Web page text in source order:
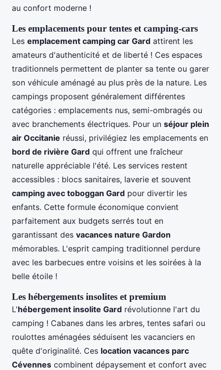
au confort moderne !
Les emplacements pour tentes et camping-cars
Les emplacement camping car Gard attirent les
amateurs d'authenticité et de liberté ! Ces espaces
traditionnels permettent de planter sa tente ou garer
son véhicule aménagé au plus près de la nature. Les
campings proposent généralement différentes
catégories : emplacements nus, semi-ombragés ou
avec branchements électriques. Pour un séjour plein
air Occitanie réussi, privilégiez les emplacements en
bord de rivière Gard qui offrent une fraîcheur
naturelle appréciable l'été. Les services restent
accessibles : blocs sanitaires, laverie et souvent
camping avec toboggan Gard pour divertir les
enfants. Cette formule économique convient
parfaitement aux budgets serrés tout en
garantissant des vacances nature Gardon
mémorables. L'esprit camping traditionnel perdure
avec les barbecues entre voisins et les soirées à la
belle étoile !
Les hébergements insolites et premium
L'hébergement insolite Gard révolutionne l'art du
camping ! Cabanes dans les arbres, tentes safari ou
roulottes aménagées séduisent les vacanciers en
quête d'originalité. Ces location vacances parc
Cévennes combinent dépaysement et confort avec